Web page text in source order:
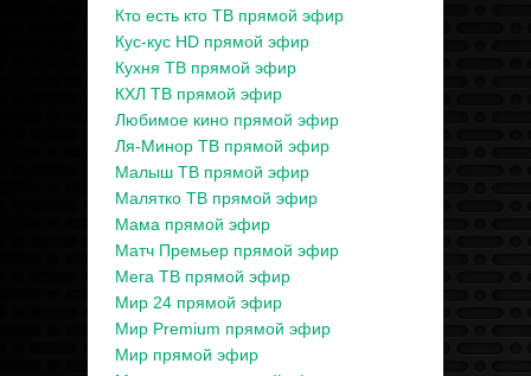
Кто есть кто ТВ прямой эфир
Кус-кус HD прямой эфир
Кухня ТВ прямой эфир
КХЛ ТВ прямой эфир
Любимое кино прямой эфир
Ля-Минор ТВ прямой эфир
Малыш ТВ прямой эфир
Малятко ТВ прямой эфир
Мама прямой эфир
Матч Премьер прямой эфир
Мега ТВ прямой эфир
Мир 24 прямой эфир
Мир Premium прямой эфир
Мир прямой эфир